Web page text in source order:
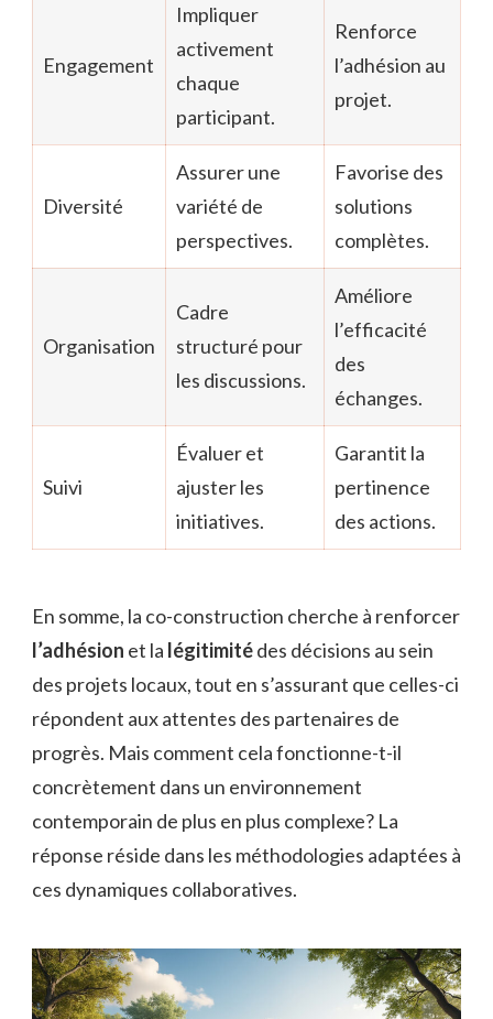
Engagement
Impliquer
activement
chaque
participant.
Renforce
l’adhésion au
projet.
Diversité
Assurer une
variété de
perspectives.
Favorise des
solutions
complètes.
Organisation
Cadre
structuré pour
les discussions.
Améliore
l’efficacité
des
échanges.
Suivi
Évaluer et
ajuster les
initiatives.
Garantit la
pertinence
des actions.
En somme, la co-construction cherche à renforcer
l’adhésion et la légitimitédes décisions au sein
des projets locaux, tout en s’assurant que celles-ci
répondent aux attentes des partenaires de
progrès. Mais comment cela fonctionne-t-il
concrètement dans un environnement
contemporain de plus en plus complexe? La
réponse réside dans les méthodologies adaptées à
ces dynamiques collaboratives.